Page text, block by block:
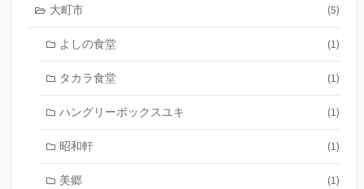
大町市 (5)
よしの食堂 (1)
タカラ食堂 (1)
ハングリーボックスユキ (1)
昭和軒 (1)
美郷 (1)